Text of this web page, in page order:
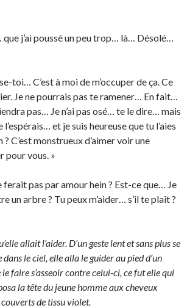
j’ai poussé un peu trop… là… Désolé…
toi… C’est à moi de m’occuper de ça. Ce
Je ne pourrais pas te ramener… En fait…
pas… Je n’ai pas osé… te le dire… mais
et je suis heureuse que tu l’aies
C’est monstrueux d’aimer voir une
pour vous. »
ferait pas par amour hein ? Est-ce que… Je
un arbre ? Tu peux m’aider… s’il te plaît ?
allait l’aider. D’un geste lent et sans plus se
dans le ciel, elle alla le guider au pied d’un
faire s’asseoir contre celui-ci, ce fut elle qui
la tête du jeune homme aux cheveux
de tissu violet.